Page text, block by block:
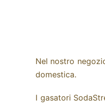
Nel nostro
domestica.
I gasatori